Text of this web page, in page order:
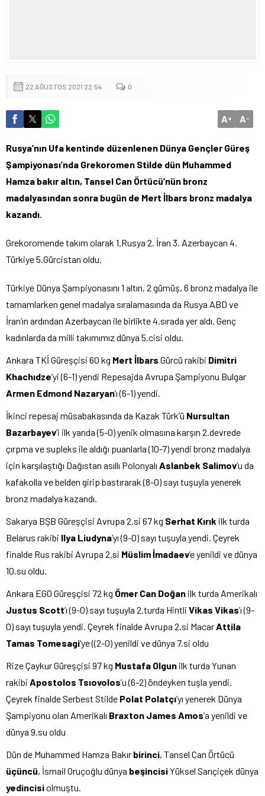
22 AĞUSTOS 2021 22:54 0
A+ A-
Rusya’nın Ufa kentinde düzenlenen Dünya Gençler Güreş
Şampiyonası’nda Grekoromen Stilde dün Muhammed
Hamza bakır altın, Tansel Can Örtücü’nün bronz
madalyasından sonra bugün de Mert İlbars bronz madalya
kazandı.
Grekoromende takım olarak 1.Rusya 2. İran 3. Azerbaycan 4.
Türkiye 5.Gürcistan oldu.
Türkiye Dünya Şampiyonasını 1 altın, 2 gümüş, 6 bronz madalya ile
tamamlarken genel madalya sıralamasında da Rusya ABD ve
İran’ın ardından Azerbaycan ile birlikte 4.sırada yer aldı. Genç
kadınlarda da milli takımımız dünya 5.cisi oldu.
Ankara TKİ Güreşçisi 60 kg Mert İlbars Gürcü rakibi Dimitri
Khachıdze’yi (6-1) yendi Repesajda Avrupa Şampiyonu Bulgar
Armen Edmond Nazaryan’ı (6-1) yendi.
İkinci repesaj müsabakasında da Kazak Türk’ü Nursultan
Bazarbayev’i ilk yarıda (5-0) yenik olmasına karşın 2.devrede
çırpma ve supleks ile aldığı puanlarla (10-7) yendi bronz madalya
için karşılaştığı Dağıstan asıllı Polonyalı Aslanbek Salimov’u da
kafakolla ve belden girip bastırarak (8-0) sayı tuşuyla yenerek
bronz madalya kazandı.
Sakarya BŞB Güreşçisi Avrupa 2.si 67 kg Serhat Kırık ilk turda
Belarus rakibi Ilya Liudyna’yı (9-0) sayı tuşuyla yendi. Çeyrek
finalde Rus rakibi Avrupa 2.si Müslim İmadaev’e yenildi ve dünya
10.su oldu.
Ankara EGO Güreşçisi 72 kg Ömer Can Doğan ilk turda Amerikalı
Justus Scott’ı (9-0) sayı tuşuyla 2.turda Hintli Vikas Vikas’ı (9-
0) sayı tuşuyla yendi. Çeyrek finalde Avrupa 2.si Macar Attila
Tamas Tomesagi’ye ((2-0) yenildi ve dünya 7.si oldu
Rize Çaykur Güreşçisi 97 kg Mustafa Olgun ilk turda Yunan
rakibi Apostolos Tsıovolos’u (6-2) öndeyken tuşla yendi.
Çeyrek finalde Serbest Stilde Polat Polatçı’yı yenerek Dünya
Şampiyonu olan Amerikalı Braxton James Amos’a yenildi ve
dünya 9.su oldu
Dün de Muhammed Hamza Bakır birinci, Tansel Can Örtücü
üçüncü, İsmail Oruçoğlu dünya beşincisiYüksel Sarıçiçek dünya
yedincisiolmuştu.